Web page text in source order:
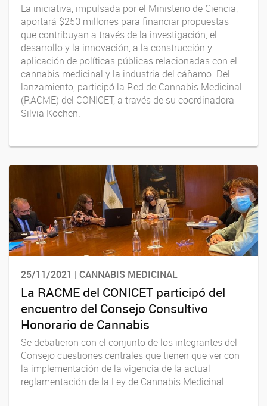
La iniciativa, impulsada por el Ministerio de Ciencia,
aportará $250 millones para financiar propuestas
que contribuyan a través de la investigación, el
desarrollo y la innovación, a la construcción y
aplicación de políticas públicas relacionadas con el
cannabis medicinal y la industria del cáñamo. Del
lanzamiento, participó la Red de Cannabis Medicinal
(RACME) del CONICET, a través de su coordinadora
Silvia Kochen.
25/11/2021 | CANNABIS MEDICINAL
La RACME del CONICET participó del
encuentro del Consejo Consultivo
Honorario de Cannabis
Se debatieron con el conjunto de los integrantes del
Consejo cuestiones centrales que tienen que ver con
la implementación de la vigencia de la actual
reglamentación de la Ley de Cannabis Medicinal.